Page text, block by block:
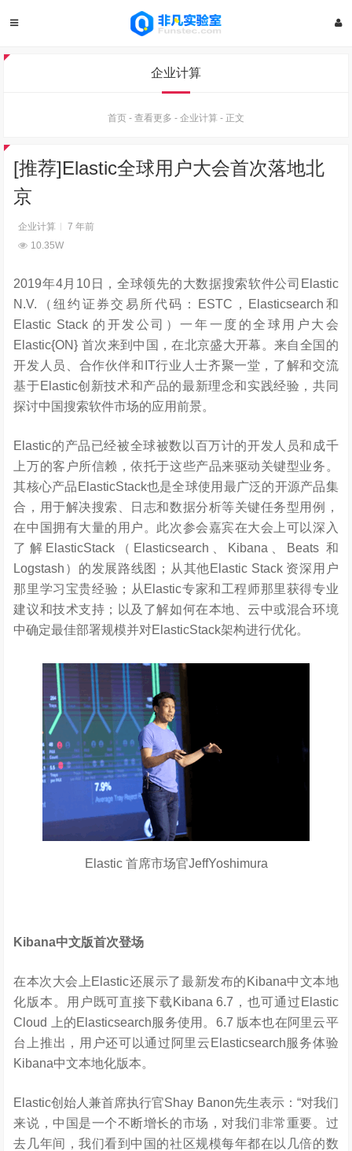
企业计算
首页 - 查看更多 - 企业计算 - 正文
[推荐]Elastic全球用户大会首次落地北
京
企业计算
7 年前
10.35W
2019年4月10日，全球领先的大数据搜索软件公司Elastic
N.V.（纽约证券交易所代码：ESTC，Elasticsearch和
Elastic Stack 的开发公司）一年一度的全球用户大会
Elastic{ON} 首次来到中国，在北京盛大开幕。来自全国的
开发人员、合作伙伴和IT行业人士齐聚一堂，了解和交流
基于Elastic创新技术和产品的最新理念和实践经验，共同
探讨中国搜索软件市场的应用前景。
Elastic的产品已经被全球被数以百万计的开发人员和成千
上万的客户所信赖，依托于这些产品来驱动关键型业务。
其核心产品ElasticStack也是全球使用最广泛的开源产品集
合，用于解决搜索、日志和数据分析等关键任务型用例，
在中国拥有大量的用户。此次参会嘉宾在大会上可以深入
了解ElasticStack（Elasticsearch、Kibana、Beats 和
Logstash）的发展路线图；从其他Elastic Stack 资深用户
那里学习宝贵经验；从Elastic专家和工程师那里获得专业
建议和技术支持；以及了解如何在本地、云中或混合环境
中确定最佳部署规模并对ElasticStack架构进行优化。
Elastic 首席市场官JeffYoshimura
Kibana中文版首次登场
在本次大会上Elastic还展示了最新发布的Kibana中文本地
化版本。用户既可直接下载Kibana 6.7，也可通过Elastic
Cloud 上的Elasticsearch服务使用。6.7 版本也在阿里云平
台上推出，用户还可以通过阿里云Elasticsearch服务体验
Kibana中文本地化版本。
Elastic创始人兼首席执行官Shay Banon先生表示：“对我们
来说，中国是一个不断增长的市场，对我们非常重要。过
去几年间，我们看到中国的社区规模每年都在以几倍的数